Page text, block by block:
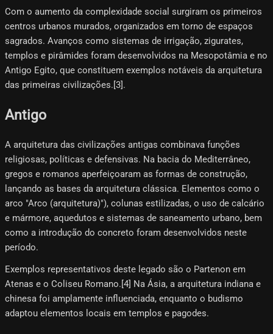
Com o aumento da complexidade social surgiram os primeiros
centros urbanos murados, organizados em torno de espaços
sagrados. Avanços como sistemas de irrigação, zigurates,
templos e pirâmides foram desenvolvidos na Mesopotâmia e no
Antigo Egito, que constituem exemplos notáveis ​​da arquitetura
das primeiras civilizações.[3]​.
Antigo
A arquitetura das civilizações antigas combinava funções
religiosas, políticas e defensivas. Na bacia do Mediterrâneo,
gregos e romanos aperfeiçoaram as formas de construção,
lançando as bases da arquitetura clássica. Elementos como o
arco "Arco (arquitetura)"), colunas estilizadas, o uso de calcário
e mármore, aquedutos e sistemas de saneamento urbano, bem
como a introdução do concreto foram desenvolvidos neste
período.
Exemplos representativos deste legado são o Partenon em
Atenas e o Coliseu Romano.[4] Na Ásia, a arquitetura indiana e
chinesa foi amplamente influenciada, enquanto o budismo
adaptou elementos locais em templos e pagodes.